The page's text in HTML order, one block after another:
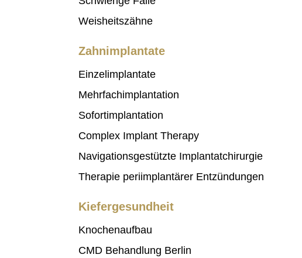
Weisheitszähne
Zahnimplantate
Einzelimplantate
Mehrfachimplantation
Sofortimplantation
Complex Implant Therapy
Navigationsgestützte Implantatchirurgie
Therapie periimplantärer Entzündungen
Kiefergesundheit
Knochenaufbau
CMD Behandlung Berlin